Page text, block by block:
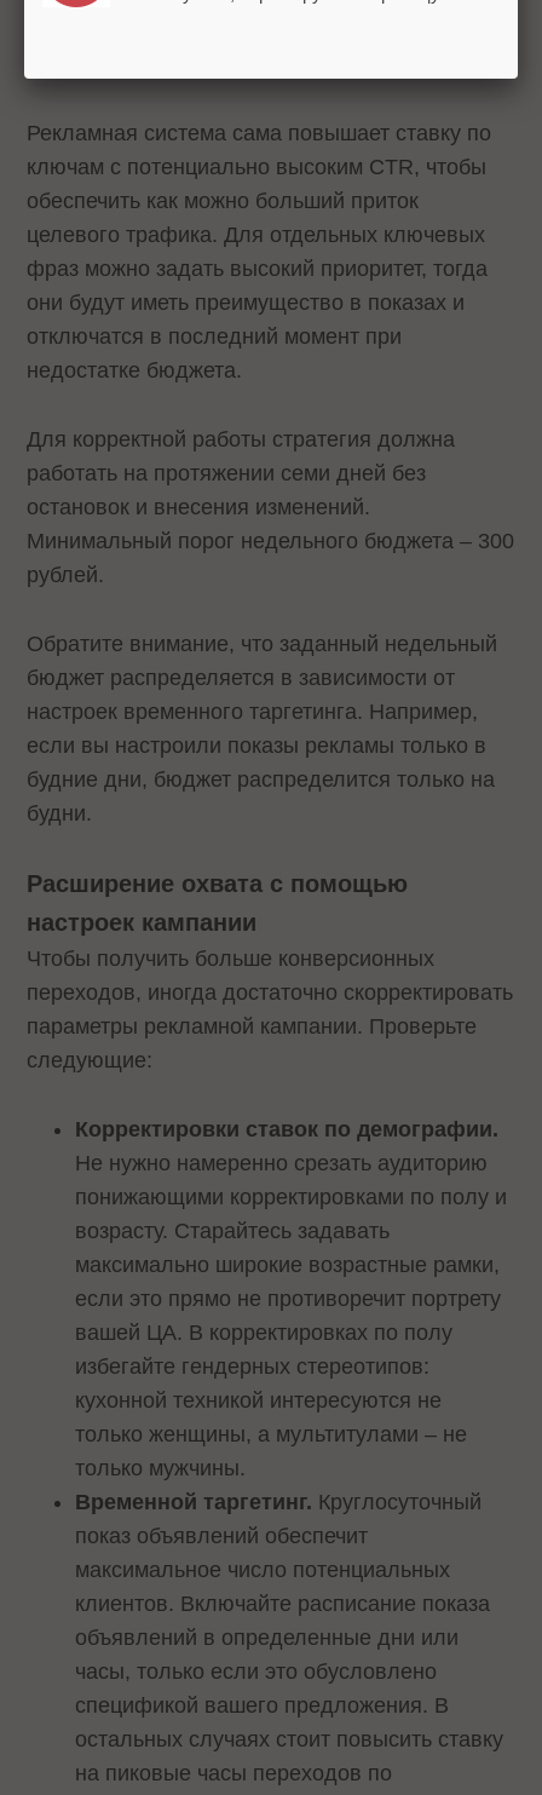
Рекламная система сама повышает ставку по
ключам с потенциально высоким CTR, чтобы
обеспечить как можно больший приток
целевого трафика. Для отдельных ключевых
фраз можно задать высокий приоритет, тогда
они будут иметь преимущество в показах и
отключатся в последний момент при
недостатке бюджета.
Для корректной работы стратегия должна
работать на протяжении семи дней без
остановок и внесения изменений.
Минимальный порог недельного бюджета – 300
рублей.
Обратите внимание, что заданный недельный
бюджет распределяется в зависимости от
настроек временного таргетинга. Например,
если вы настроили показы рекламы только в
будние дни, бюджет распределится только на
будни.
Расширение охвата с помощью
настроек кампании
Чтобы получить больше конверсионных
переходов, иногда достаточно скорректировать
параметры рекламной кампании. Проверьте
следующие:
Корректировки ставок по демографии.
Не нужно намеренно срезать аудиторию
понижающими корректировками по полу и
возрасту. Старайтесь задавать
максимально широкие возрастные рамки,
если это прямо не противоречит портрету
вашей ЦА. В корректировках по полу
избегайте гендерных стереотипов:
кухонной техникой интересуются не
только женщины, а мультитулами – не
только мужчины.
Временной таргетинг. Круглосуточный
показ объявлений обеспечит
максимальное число потенциальных
клиентов. Включайте расписание показа
объявлений в определенные дни или
часы, только если это обусловлено
спецификой вашего предложения. В
остальных случаях стоит повысить ставку
на пиковые часы переходов по